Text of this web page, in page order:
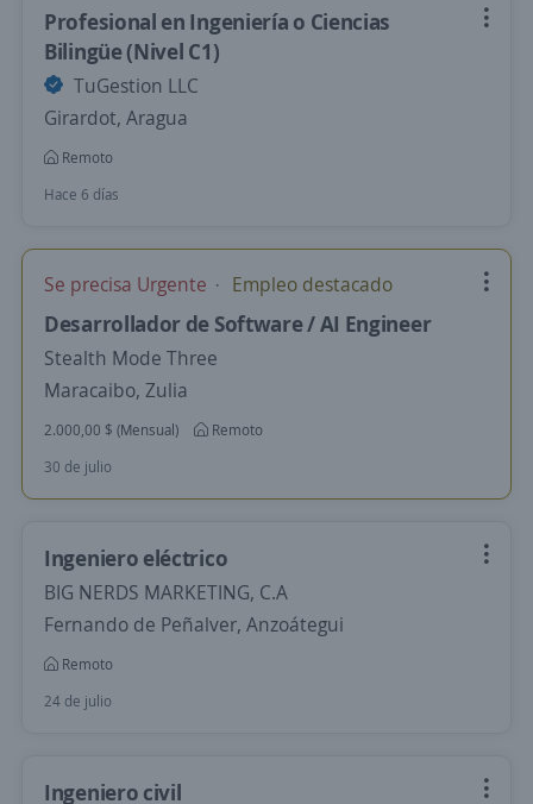
Profesional en Ingeniería o Ciencias
Bilingüe (Nivel C1)
TuGestion LLC
Girardot, Aragua
Remoto
Hace 6 días
Se precisa Urgente Empleo destacado
Desarrollador de Software / AI Engineer
Stealth Mode Three
Maracaibo, Zulia
2.000,00 $ (Mensual)
Remoto
30 de julio
Ingeniero eléctrico
BIG NERDS MARKETING, C.A
Fernando de Peñalver, Anzoátegui
Remoto
24 de julio
Ingeniero civil